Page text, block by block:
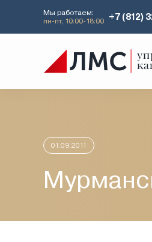
Мы работаем:
пн-пт, 10:00-18:00
+7 (812)
Главная
01.09.2011